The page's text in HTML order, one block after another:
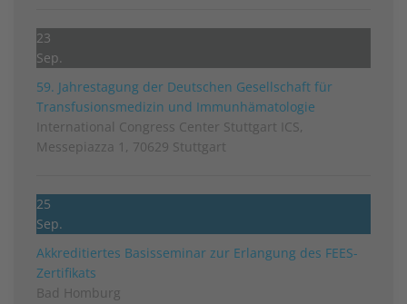
23
Sep.
59. Jahrestagung der Deutschen Gesellschaft für
Transfusionsmedizin und Immunhämatologie
International Congress Center Stuttgart ICS,
Messepiazza 1, 70629 Stuttgart
25
Sep.
Akkreditiertes Basisseminar zur Erlangung des FEES-
Zertifikats
Bad Homburg